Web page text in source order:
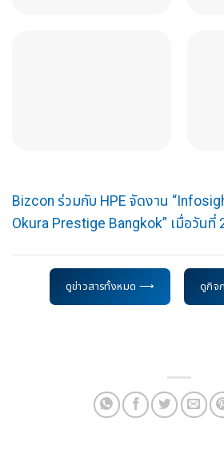
Bizcon ร่วมกับ HPE จัดงาน
Okura Prestige Bangkok” เมื่อวันที่
ดูข่าวสารทั้งหมด ⟶ ดูกิจ